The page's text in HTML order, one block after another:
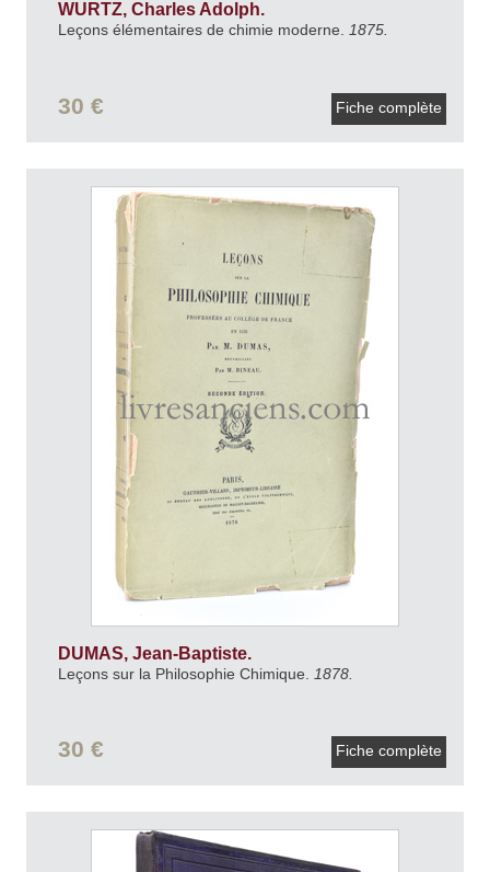
WURTZ, Charles Adolph.
Leçons élémentaires de chimie moderne. 1875.
30 € Fiche complète
DUMAS, Jean-Baptiste.
Leçons sur la Philosophie Chimique. 1878.
30 € Fiche complète